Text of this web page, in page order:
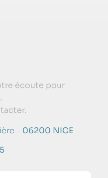
écoute pour
- 06200 NICE